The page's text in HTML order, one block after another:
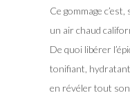
Ce gommage
un air chaud
De quoi libérer
tonifiant,
en révéler tout